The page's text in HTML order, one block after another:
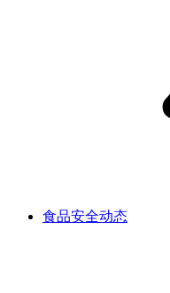
食品安全动态